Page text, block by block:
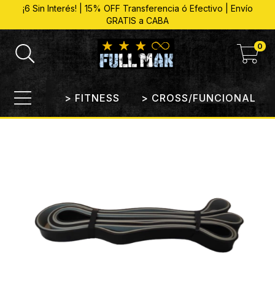
¡6 Sin Interés! | 15% OFF Transferencia ó Efectivo | Envío
GRATIS a CABA
0
> FITNESS > CROSS/FUNCIONAL